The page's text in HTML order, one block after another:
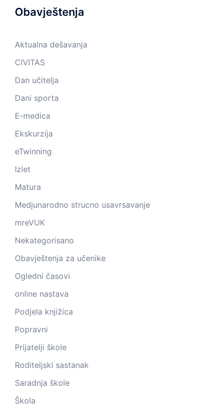
Obavještenja
Aktualna dešavanja
CIVITAS
Dan učitelja
Dani sporta
E-medica
Ekskurzija
eTwinning
Izlet
Matura
Medjunarodno strucno usavrsavanje
mreVUK
Nekategorisano
Obavještenja za učenike
Ogledni časovi
online nastava
Podjela knjižica
Popravni
Prijatelji škole
Roditeljski sastanak
Saradnja škole
Škola